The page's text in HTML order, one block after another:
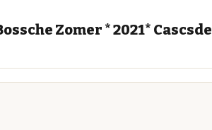
Zomer * 2021* Cascsde